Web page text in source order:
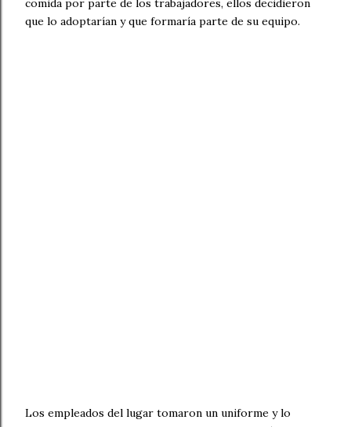
comida por parte de los trabajadores, ellos decidieron
que lo adoptarían y que formaría parte de su equipo.
Los empleados del lugar tomaron un uniforme y lo